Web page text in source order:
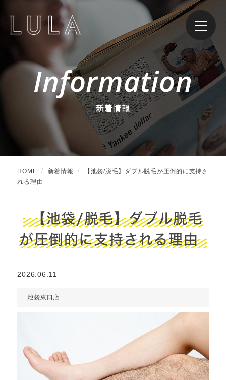
Information
新着情報
HOME 新着情報
【池袋/脱毛】ダブル脱毛が圧倒的に支持さ
れる理由
【池袋/脱毛】ダブル脱毛
が圧倒的に支持される理由
2026.06.11
池袋東口店